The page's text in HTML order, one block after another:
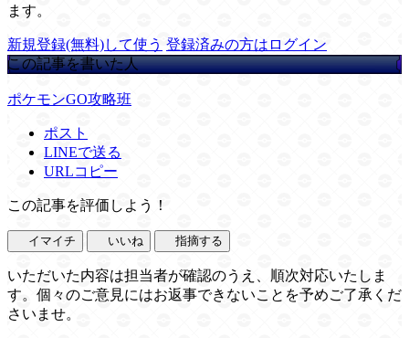
ます。
新規登録(無料)して使う 登録済みの方はログイン
この記事を書いた人
ポケモンGO攻略班
ポスト
LINEで送る
URLコピー
この記事を評価しよう！
イマイチ いいね 指摘する
いただいた内容は担当者が確認のうえ、順次対応いたしま
す。個々のご意見にはお返事できないことを予めご了承くだ
さいませ。